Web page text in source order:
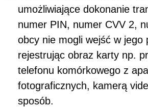
umożliwiające dokonanie
numer PIN, numer CVV 2,
obcy nie mogli wejść w jego
rejestrując obraz karty np.
telefonu komórkowego z
fotograficznych, kamerą
sposób.